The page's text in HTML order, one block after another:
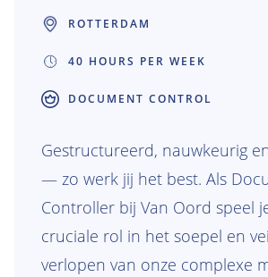
ervaring waardeert en je de
bouwen we aan oplossingen
aan de toekomst van offshore
ROTTERDAM
40 HOURS PER WEEK
DOCUMENT CONTROL
Gestructureerd, nauwkeurig
— zo werk jij het best. Als
Controller bij Van Oord speel
cruciale rol in het soepel en
verlopen van onze complexe